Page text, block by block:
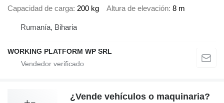
Capacidad de carga 200 kg Altura de elevación 8 m
Rumanía, Biharia
WORKING PLATFORM WP SRL
¿Vende vehículos o maquinaria?